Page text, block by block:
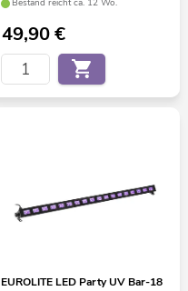
Bestand reicht ca. 12 Wo.
49,90€
EUROLITE LED Party UV Bar-18